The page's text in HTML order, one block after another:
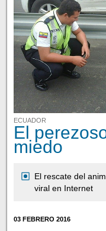
ECUADOR
El
miedo
El rescate del
viral en Internet
03 FEBRERO 2016